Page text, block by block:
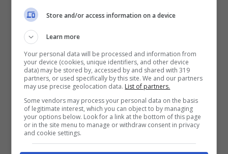
La conduttrice crede che alle donne venga
Store and/or access information on a device
Learn more
Your personal data will be processed and information from
your device (cookies, unique identifiers, and other device
data) may be stored by, accessed by and shared with 319
partners, or used specifically by this site. We and our partners
may use precise geolocation data. List of partners.
Some vendors may process your personal data on the basis
of legitimate interest, which you can object to by managing
your options below. Look for a link at the bottom of this page
or in the site menu to manage or withdraw consent in privacy
and cookie settings.